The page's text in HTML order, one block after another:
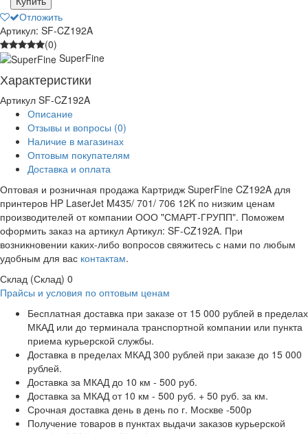
Отложить
Артикул: SF-CZ192A
(0)
SuperFine
Характеристики
Артикул SF-CZ192A
Описание
Отзывы и вопросы (0)
Наличие в магазинах
Оптовым покупателям
Доставка и оплата
Оптовая и розничная продажа Картридж SuperFine CZ192A для
принтеров HP LaserJet M435/ 701/ 706 12K по низким ценам
производителей от компании ООО "СМАРТ-ГРУПП". Поможем
оформить заказ на артикул Артикул: SF-CZ192A. При
возникновении каких-либо вопросов свяжитесь с нами по любым
удобным для вас контактам.
Склад (Склад) 0
Прайсы и условия по оптовым ценам
Бесплатная доставка при заказе от 15 000 рублей в пределах
МКАД или до терминала транспортной компании или пункта
приема курьерской службы.
Доставка в пределах МКАД 300 рублей при заказе до 15 000
рублей.
Доставка за МКАД до 10 км - 500 руб.
Доставка за МКАД от 10 км - 500 руб. + 50 руб. за км.
Срочная доставка день в день по г. Москве -500р
Получение товаров в пунктах выдачи заказов курьерской